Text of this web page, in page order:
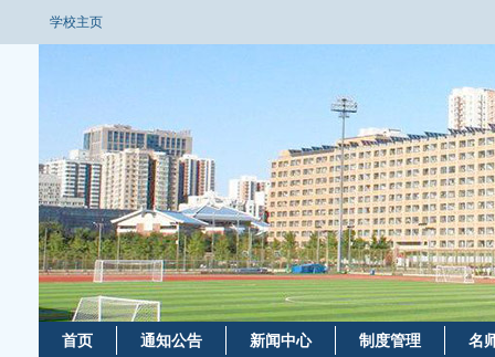
学校主页
首页 通知公告 新闻中心 制度管理 名